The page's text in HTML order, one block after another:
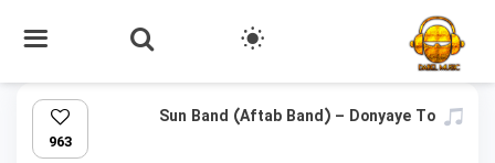
Sun Band (Aftab Band) – Donyaye To
963